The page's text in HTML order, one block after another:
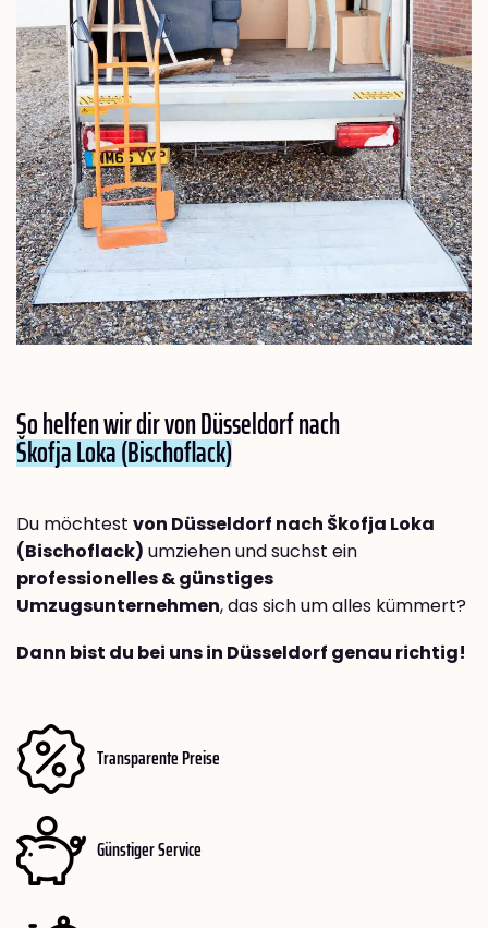
So helfen wir dir von Düsseldorf nach
Škofja Loka (Bischoflack)
Du möchtest von Düsseldorf nach Škofja Loka
(Bischoflack) umziehen und suchst ein
professionelles & günstiges
Umzugsunternehmen, das sich um alles kümmert?
Dann bist du bei uns in Düsseldorf genau richtig!
Transparente Preise
Günstiger Service